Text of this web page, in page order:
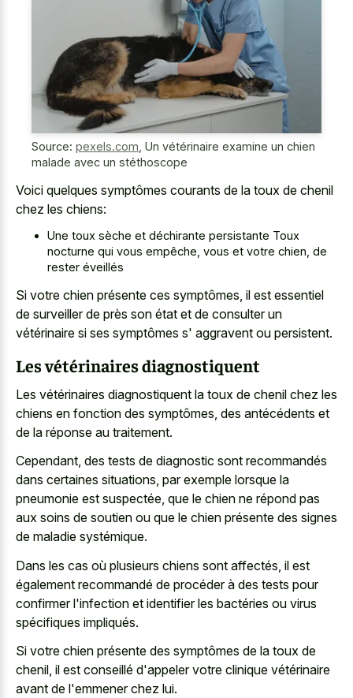
Source: pexels.com Un vétérinaire examine un chien
malade avec un stéthoscope
Voici quelques symptômes courants de la toux de chenil
chez les chiens:
Une toux sèche et déchirante persistante Toux
nocturne qui vous empêche, vous et votre chien, de
rester éveillés
Si votre chien présente ces symptômes, il est essentiel
de surveiller de près son état et de consulter un
vétérinaire si ses symptômes s' aggravent ou persistent.
Les vétérinaires diagnostiquent
Les vétérinaires diagnostiquent la toux de chenil chez les
chiens en fonction des symptômes, des antécédents et
de la réponse au traitement.
Cependant, des tests de diagnostic sont recommandés
dans certaines situations, par exemple lorsque la
pneumonie est suspectée, que le chien ne répond pas
aux soins de soutien ou que le chien présente des signes
de maladie systémique.
Dans les cas où plusieurs chiens sont affectés, il est
également recommandé de procéder à des tests pour
confirmer l'infection et identifier les bactéries ou virus
spécifiques impliqués.
Si votre chien présente des symptômes de la toux de
chenil, il est conseillé d'appeler votre clinique vétérinaire
avant de l'emmener chez lui.